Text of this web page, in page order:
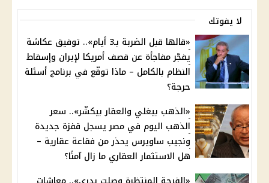
لا يفوتك
«قالها قبل الضربة بـ3 أيام».. توفيق عكاشة
يفجّر مفاجأة عن قصف أمريكا لإيران وإسقاط
النظام بالكامل – ماذا توقّع في برنامج أسئلة
حرجة؟
«الذهب بيغلي والعقار بيكشّر».. سعر
الذهب اليوم في مصر يسجل قفزة جديدة
ونجيب ساويرس يحذر من فقاعة عقارية –
هل الاستثمار العقاري ما زال آمنًا؟